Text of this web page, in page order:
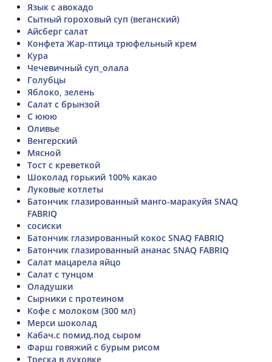
Язык с авокадо
Сытный гороховый суп (веганский)
Айсберг салат
Конфета Жар-птица трюфельный крем
Кура
Чечевичный суп_олала
Голубцы
Яблоко, зелень
Салат с брынзой
С ююю
Оливье
Венгерский
Мясной
Тост с креветкой
Шоколад горький 100% какао
Луковые котлеты
Батончик глазированный манго-маракуйя SNAQ
FABRIQ
сосиски
Батончик глазированный кокос SNAQ FABRIQ
Батончик глазированный ананас SNAQ FABRIQ
Салат мацарела яйцо
Салат с тунцом
Оладушки
Сырники с протеином
Кофе с молоком (300 мл)
Мерси шоколад
Кабач.с помид.под сыром
Фарш говяжий с бурым рисом
Треска в духовке